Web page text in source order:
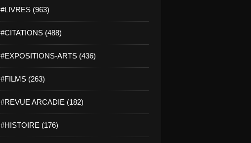
#LIVRES (963)
#CITATIONS (488)
#EXPOSITIONS-ARTS (436)
#FILMS (263)
#REVUE ARCADIE (182)
#HISTOIRE (176)